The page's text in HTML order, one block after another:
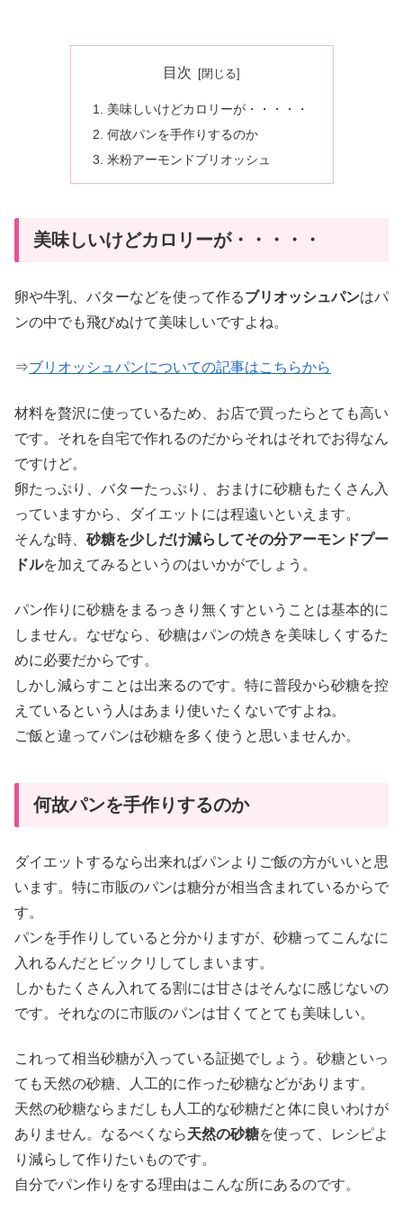
目次
美味しいけどカロリーが・・・・・
何故パンを手作りするのか
米粉アーモンドブリオッシュ
美味しいけどカロリーが・・・・・
卵や牛乳、バターなどを使って作るブリオッシュパンはパ
ンの中でも飛びぬけて美味しいですよね。
⇒ブリオッシュパンについての記事はこちらから
材料を贅沢に使っているため、お店で買ったらとても高い
です。それを自宅で作れるのだからそれはそれでお得なん
ですけど。
卵たっぷり、バターたっぷり、おまけに砂糖もたくさん入
っていますから、ダイエットには程遠いといえます。
そんな時、 砂糖を少しだけ減らしてその分アーモンドプー
ドルを加えてみるというのはいかがでしょう。
パン作りに砂糖をまるっきり無くすということは基本的に
しません。なぜなら、砂糖はパンの焼きを美味しくするた
めに必要だからです。
しかし減らすことは出来るのです。特に普段から砂糖を控
えているという人はあまり使いたくないですよね。
ご飯と違ってパンは砂糖を多く使うと思いませんか。
何故パンを手作りするのか
ダイエットするなら出来ればパンよりご飯の方がいいと思
います。特に市販のパンは糖分が相当含まれているからで
す。
パンを手作りしていると分かりますが、砂糖ってこんなに
入れるんだとビックリしてしまいます。
しかもたくさん入れてる割には甘さはそんなに感じないの
です。それなのに市販のパンは甘くてとても美味しい。
これって相当砂糖が入っている証拠でしょう。砂糖といっ
ても天然の砂糖、人工的に作った砂糖などがあります。
天然の砂糖ならまだしも人工的な砂糖だと体に良いわけが
ありません。なるべくなら天然の砂糖を使って、レシピよ
り減らして作りたいものです。
自分でパン作りをする理由はこんな所にあるのです。